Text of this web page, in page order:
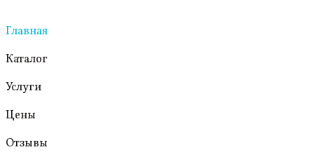
Главная
Каталог
Услуги
Цены
Отзывы